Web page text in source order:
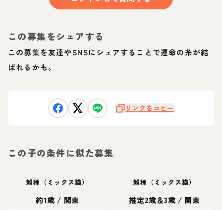
この募集をシェアする
この募集を友達やSNSにシェアすることで運命の糸が結
ばれるかも。
リンクをコピー
この子の条件に似た募集
雑種（ミックス猫）
約1歳 / 関東
雑種（ミックス猫）
推定2歳＆3歳 / 関東